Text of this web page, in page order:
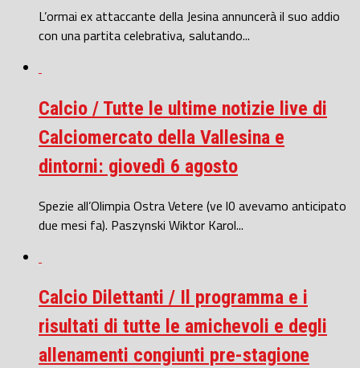
L’ormai ex attaccante della Jesina annuncerà il suo addio
con una partita celebrativa, salutando...
Calcio / Tutte le ultime notizie live di
Calciomercato della Vallesina e
dintorni: giovedì 6 agosto
Spezie all’Olimpia Ostra Vetere (ve l0 avevamo anticipato
due mesi fa). Paszynski Wiktor Karol...
Calcio Dilettanti / Il programma e i
risultati di tutte le amichevoli e degli
allenamenti congiunti pre-stagione